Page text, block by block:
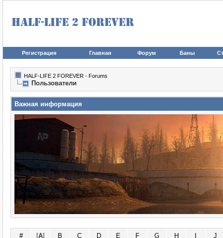
Регистрация Главная Форум Баны
HALF-LIFE 2 FOREVER - Forums
Пользователи
Важная информация
# [A] B C D E F G H J